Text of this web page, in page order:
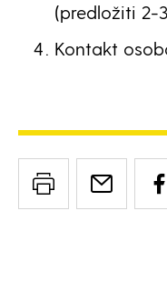
(predložiti 2-
Kontakt